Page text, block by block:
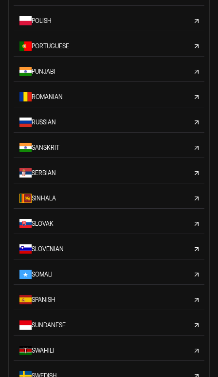
POLISH
PORTUGUESE
PUNJABI
ROMANIAN
RUSSIAN
SANSKRIT
SERBIAN
SINHALA
SLOVAK
SLOVENIAN
SOMALI
SPANISH
SUNDANESE
SWAHILI